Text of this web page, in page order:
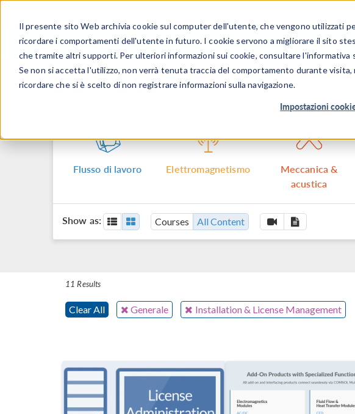
Il presente sito Web archivia cookie sul computer dell'utente, che vengono utilizzati
ricordare i comportamenti dell'utente in futuro. I cookie servono a migliorare il sito
che tramite altri supporti. Per ulteriori informazioni sui cookie, consultare l'informativa
Se non si accetta l'utilizzo, non verrà tenuta traccia del comportamento durante
ricordare che si è scelto di non registrare informazioni sulla navigazione.
Impostazioni
PRODOTTI SETTORI
Learning Center
Flusso di lavoro Elettromagnetismo
Meccanica &
acustica
Show as: Courses All Content
11 Results
Clear All Generale
Installation & License Management